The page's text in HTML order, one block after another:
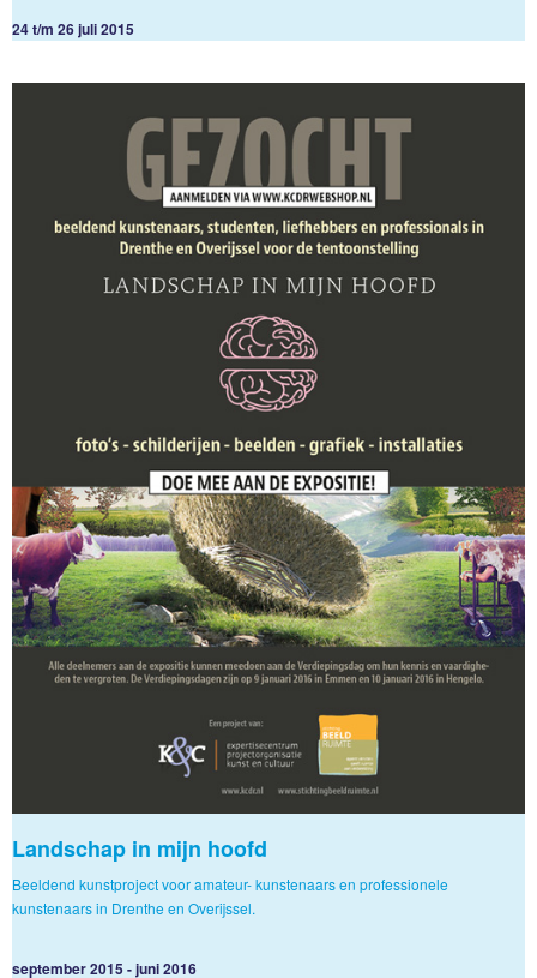
24 t/m 26 juli 2015
Landschap in mijn hoofd
Beeldend kunstproject voor amateur- kunstenaars en professionele
kunstenaars in Drenthe en Overijssel.
september 2015 - juni 2016